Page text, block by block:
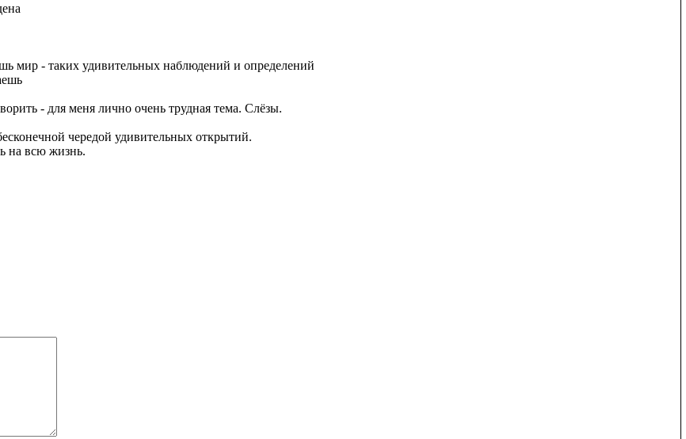
мир - таких удивительных наблюдений и определений
- для меня лично очень трудная тема. Слёзы.
чередой удивительных открытий.
на всю жизнь.